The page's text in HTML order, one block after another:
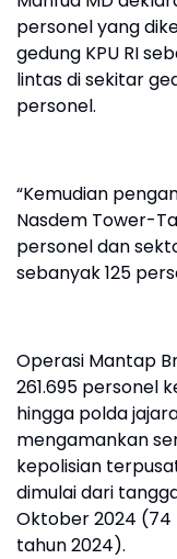
personel yang
gedung KPU RI
lintas di sekitar
personel.
“Kemudian
Nasdem Tower-
personel dan
sebanyak 125
Operasi Mantap
261.695 personel
hingga polda
mengamankan
kepolisian
dimulai dari
Oktober 2024 (74
tahun 2024).